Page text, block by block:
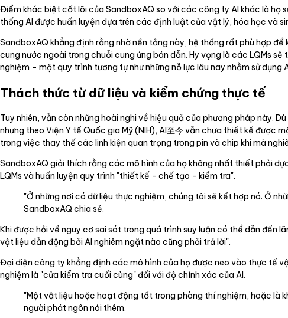
Điểm khác biệt cốt lõi của SandboxAQ so với các công ty AI khác là họ
thống AI được huấn luyện dựa trên các định luật của vật lý, hóa học và
SandboxAQ khẳng định rằng nhờ nền tảng này, hệ thống rất phù hợp
cung nước ngoài trong chuỗi cung ứng bán dẫn. Hy vọng là các LQMs
nghiệm – một quy trình tương tự như những nỗ lực lâu nay nhằm sử
Thách thức từ dữ liệu và kiểm chứng thực tế
Tuy nhiên, vẫn còn những hoài nghi về hiệu quả của phương pháp này.
nhưng theo Viện Y tế Quốc gia Mỹ (NIH), AI至今 vẫn chưa thiết kế được
trong việc thay thế các linh kiện quan trọng trong pin và chip khi mà
SandboxAQ giải thích rằng các mô hình của họ không nhất thiết phải
LQMs và huấn luyện quy trình "thiết kế - chế tạo - kiểm tra".
"Ở những nơi có dữ liệu thực nghiệm, chúng tôi sẽ kết hợp nó. Ở
SandboxAQ chia sẻ.
Khi được hỏi về nguy cơ sai sót trong quá trình suy luận có thể dẫn đến
vật liệu dẫn động bởi AI nghiêm ngặt nào cũng phải trả lời".
Đại diện công ty khẳng định các mô hình của họ được neo vào thực tế
nghiệm là "cửa kiểm tra cuối cùng" đối với độ chính xác của AI.
"Một vật liệu hoặc hoạt động tốt trong phòng thí nghiệm, hoặc là
người phát ngôn nói thêm.